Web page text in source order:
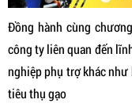
Đồng hành cùng
công ty liên quan đến
nghiệp phụ trợ khác như
tiêu thụ gạo